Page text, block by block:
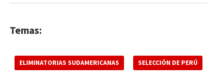
Temas:
ELIMINATORIAS SUDAMERICANAS SELECCIÓN DE PERÚ